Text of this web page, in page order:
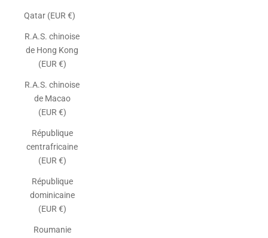
Qatar (EUR €)
R.A.S. chinoise
de Hong Kong
(EUR €)
R.A.S. chinoise
de Macao
(EUR €)
République
centrafricaine
(EUR €)
République
dominicaine
(EUR €)
Roumanie